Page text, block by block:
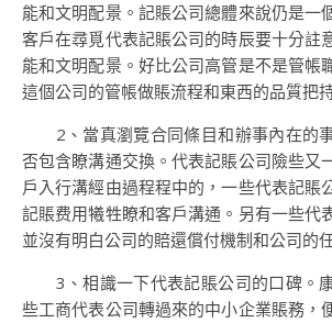
能和文明配景。記賬公司總體來說仍是一
客戶在尋覓代表記賬公司的時辰要十分註
能和文明配景。好比公司高管是不是管帳
這個公司的管帳做賬流程和東西的品質把
2、當真瀏覽合同條目和辦事內在的
否包含瞭溝通交換。代表記賬公司險些又
戶入行溝經由過程程中的，一些代表記賬
記賬费用犧牲瞭和客戶溝通。另有一些代
並沒有明白公司的賠還償付機制和公司的
3、相識一下代表記賬公司的口碑。
些工商代表公司轉過來的中小企業賬務，